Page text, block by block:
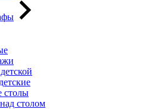
столы
столом